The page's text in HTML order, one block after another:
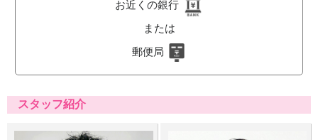
お近くの銀行
または
郵便局
スタッフ紹介